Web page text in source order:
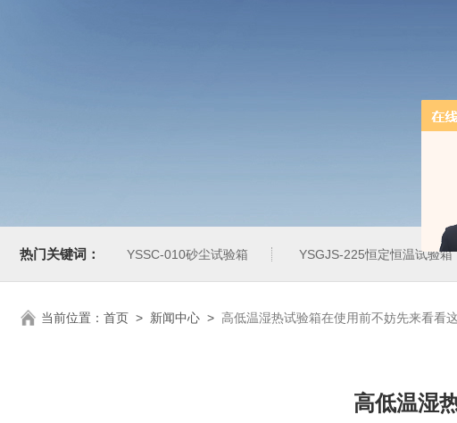
热门关键词： YSSC-010砂尘试验箱 YSGJS-225恒定恒温试验箱
当前位置： 首页 > 新闻中心 > 高低温湿热试验箱在使用前不妨先来看看
高低温湿